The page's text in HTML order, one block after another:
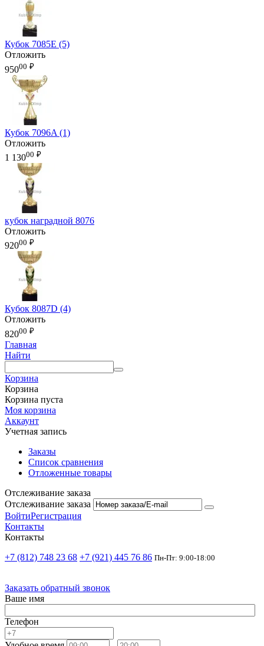
Кубок 7085E (5)
Отложить
95000 ₽
Кубок 7096A (1)
Отложить
1 13000 ₽
кубок наградной 8076
Отложить
92000 ₽
Кубок 8087D (4)
Отложить
82000 ₽
Главная
Найти
Корзина
Корзина
Корзина пуста
Моя корзина
Аккаунт
Учетная запись
Заказы
Список сравнения
Отложенные товары
Отслеживание заказа
Отслеживание заказа
ВойтиРегистрация
Контакты
Контакты
+7 (812) 748 23 68 +7 (921) 445 76 86 Пн-Пт: 9:00-18:00
Заказать обратный звонок
Ваше имя
Телефон